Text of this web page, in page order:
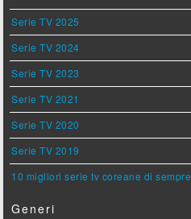
Serie TV 2025
Serie TV 2024
Serie TV 2023
Serie TV 2021
Serie TV 2020
Serie TV 2019
10 migliori serie tv coreane di sempre
Generi